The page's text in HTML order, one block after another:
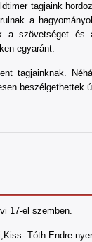
tagjaink
a
a szövetséget
egyaránt.
tagjainknak.
beszélgethettek
17-el szemben.
Tóth Endre